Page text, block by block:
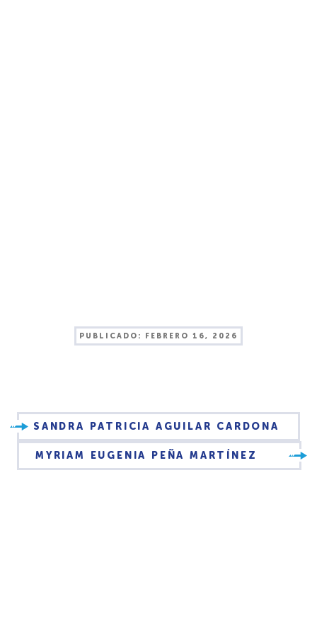
PUBLICADO: FEBRERO 16, 2026
SANDRA PATRICIA AGUILAR CARDONA
MYRIAM EUGENIA PEÑA MARTÍNEZ